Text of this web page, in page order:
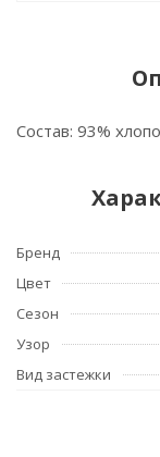
Состав: 93%
Бренд
Цвет
Сезон
Узор
Вид застежки